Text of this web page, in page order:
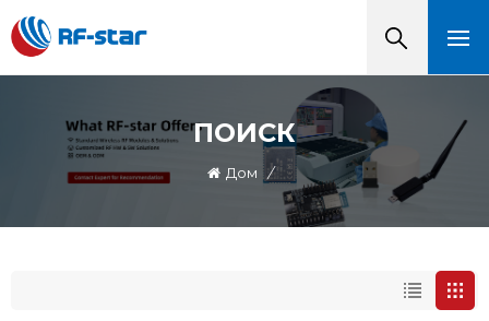
ПОИСК
Дом /